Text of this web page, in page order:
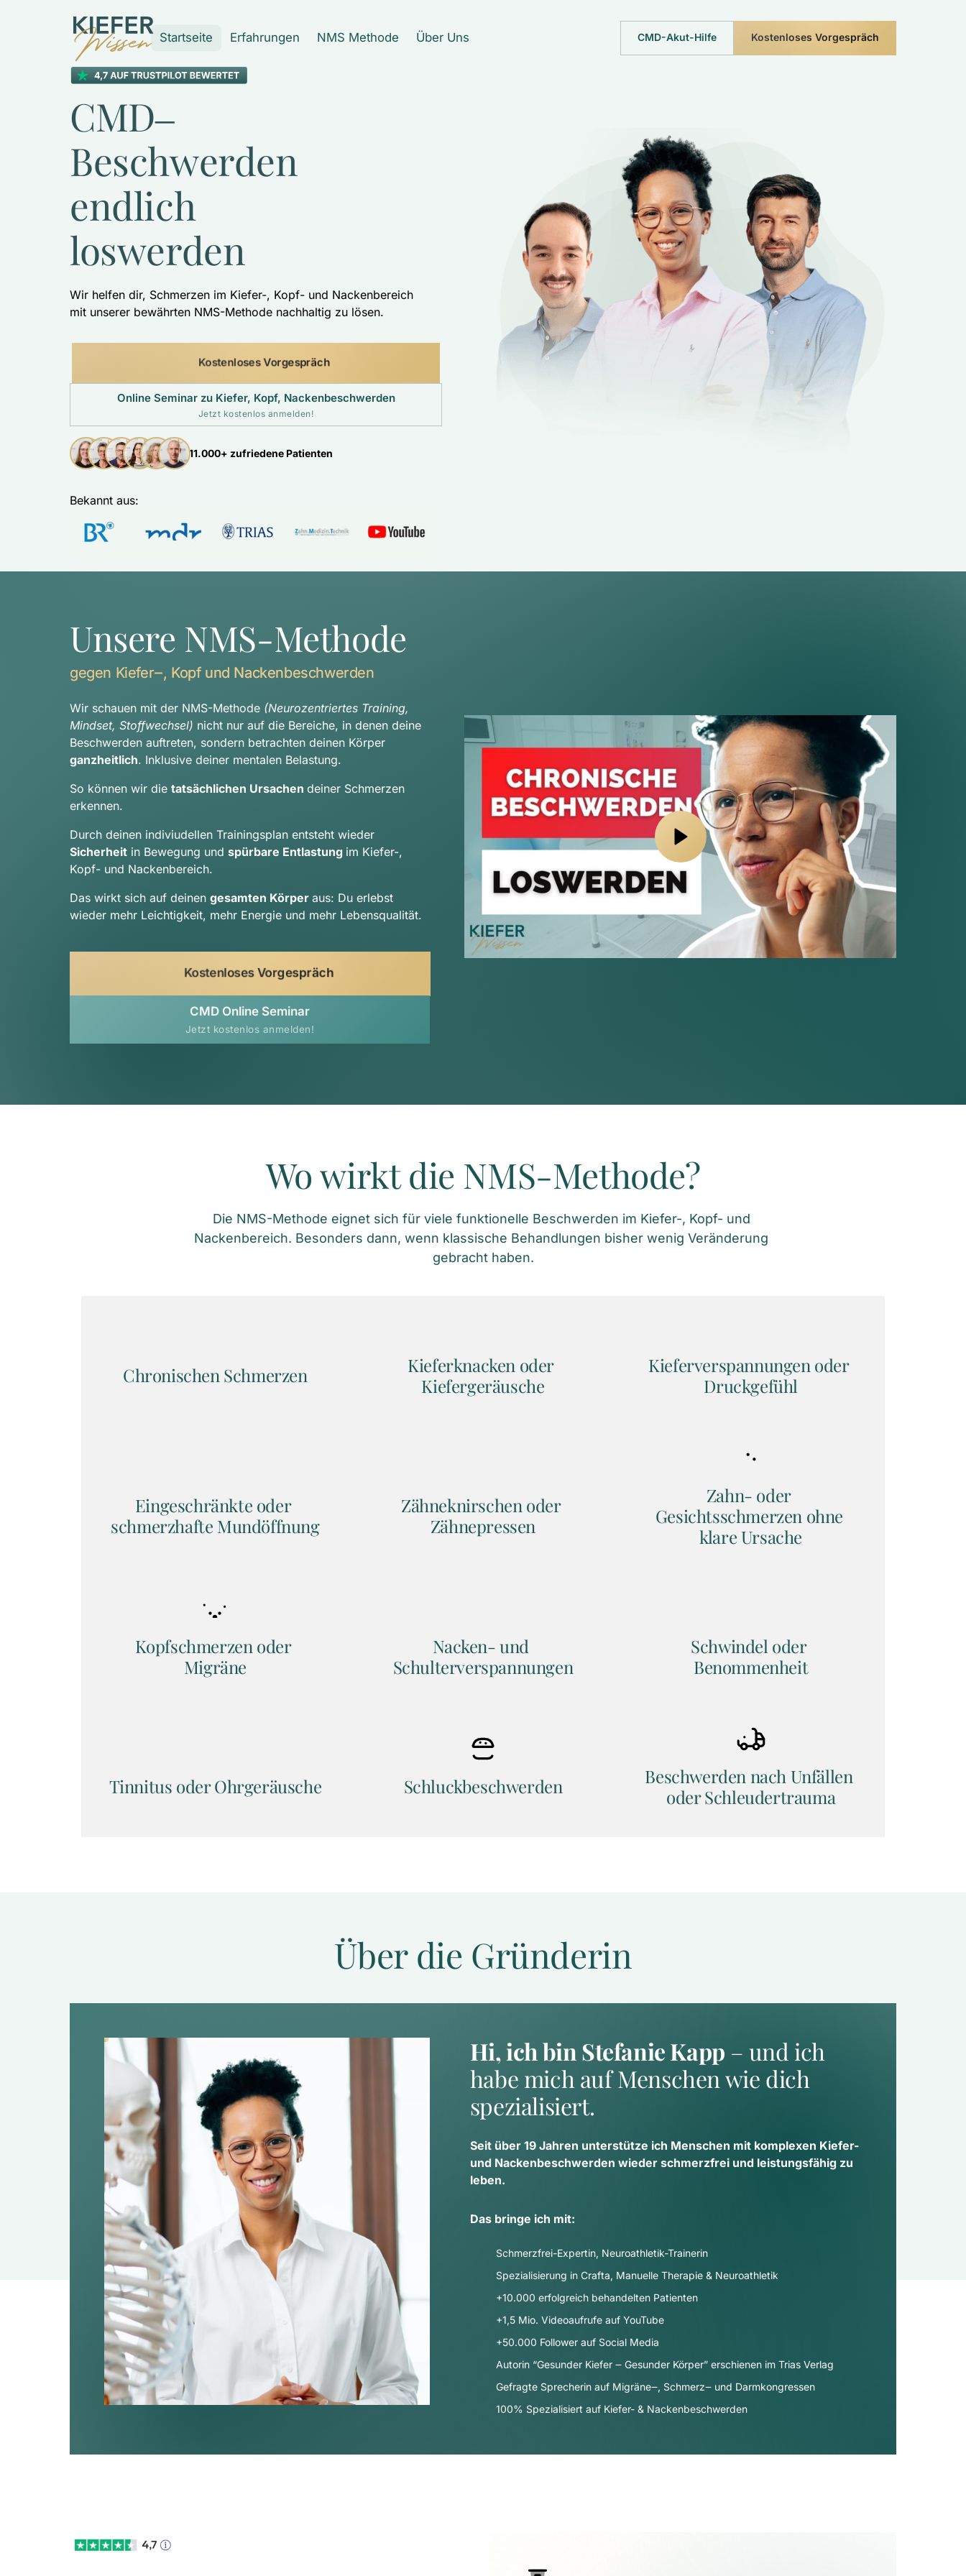
Startseite Erfahrungen NMS Methode Über Uns CMD-Akut-Hilfe Kostenloses Vorgespräch
CMD‒
loswerden
Wir helfen dir, Schmerzen im Kiefer-, Kopf- und Nackenbereich
mit unserer bewährten NMS-Methode nachhaltig zu lösen.
Kostenloses Vorgespräch
Online Seminar zu Kiefer, Kopf, Nackenbeschwerden
Jetzt kostenlos anmelden!
11.000+ zufriedene Patienten
Bekannt aus:
Unsere NMS-Methode
gegen Kiefer‒, Kopf und Nackenbeschwerden
Wir schauen mit der NMS-Methode (Neurozentriertes Training,
Mindset, Stoffwechsel) nicht nur auf die Bereiche, in denen deine
ganzheitlich. Inklusive deiner mentalen Belastung.
So können wir die tatsächlichen Ursachen deiner Schmerzen
erkennen.
Sicherheit in Bewegung und spürbare Entlastung im Kiefer-,
Kopf- und Nackenbereich.
Das wirkt sich auf deinen gesamten Körper aus: Du erlebst
wieder mehr Leichtigkeit, mehr Energie und mehr Lebensqualität.
Kostenloses Vorgespräch
CMD Online Seminar
Jetzt kostenlos anmelden!
Wo wirkt die NMS-Methode?
Die NMS-Methode eignet sich für viele funktionelle Beschwerden im Kiefer-, Kopf- und
Nackenbereich. Besonders dann, wenn klassische Behandlungen bisher wenig Veränderung
gebracht haben.
Chronischen Schmerzen
Kieferknacken oder
Kiefergeräusche
Kieferverspannungen oder
Druckgefühl
Eingeschränkte oder
schmerzhafte Mundöffnung
Zähneknirschen oder
Zähnepressen
Zahn- oder
Gesichtsschmerzen ohne
klare Ursache
Kopfschmerzen oder
Migräne
Nacken- und
Schulterverspannungen
Schwindel oder
Benommenheit
Tinnitus oder Ohrgeräusche Schluckbeschwerden
Beschwerden nach Unfällen
oder Schleudertrauma
Über die Gründerin
Hi, ich bin Stefanie Kapp – und ich
habe mich auf Menschen wie dich
spezialisiert.
Seit über 19 Jahren unterstütze ich Menschen mit komplexen Kiefer-
und Nackenbeschwerden wieder schmerzfrei und leistungsfähig zu
leben.
Das bringe ich mit:
Schmerzfrei-Expertin, Neuroathletik-Trainerin
Spezialisierung in Crafta, Manuelle Therapie & Neuroathletik
+10.000 erfolgreich behandelten Patienten
+1,5 Mio. Videoaufrufe auf YouTube
+50.000 Follower auf Social Media​
Autorin “Gesunder Kiefer ‒ Gesunder Körper” erschienen im Trias Verlag
Gefragte Sprecherin auf Migräne‒, Schmerz‒ und Darmkongressen
100% Spezialisiert auf Kiefer- & Nackenbeschwerden